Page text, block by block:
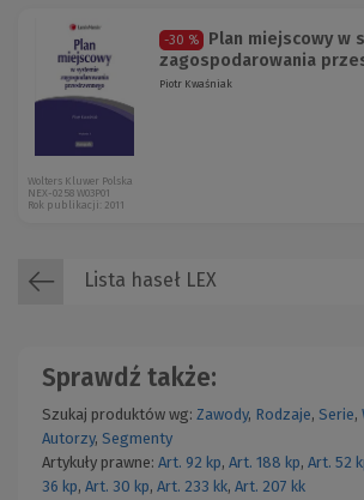
-30 %
Plan miejscowy w
zagospodarowania
Piotr Kwaśniak
Wolters Kluwer Polska
NEX-0258 W03P01
Rok publikacji: 2011
Lista haseł LEX
Sprawdź także:
Szukaj produktów wg: Zawody, Rodzaje, Serie,
Autorzy, Segmenty
Artykuły prawne: Art. 92 kp, Art. 188 kp, Art. 52
36 kp, Art. 30 kp, Art. 233 kk, Art. 207 kk